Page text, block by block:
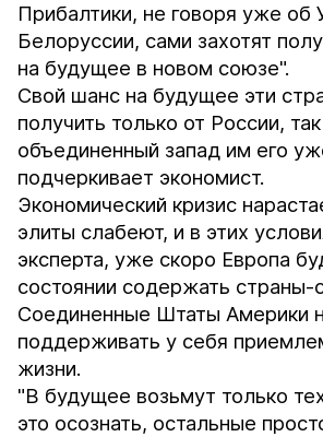
Прибалтики, не говоря уже об
Белоруссии, сами захотят
на будущее в новом союзе".
Свой шанс на будущее эти
получить только от России,
объединенный запад им его
подчеркивает экономист.
Экономический кризис
элиты слабеют, и в этих
эксперта, уже скоро Европа
состоянии содержать страны-
Соединенные Штаты Америки
поддерживать у себя
жизни.
"В будущее возьмут только
это осознать, остальные